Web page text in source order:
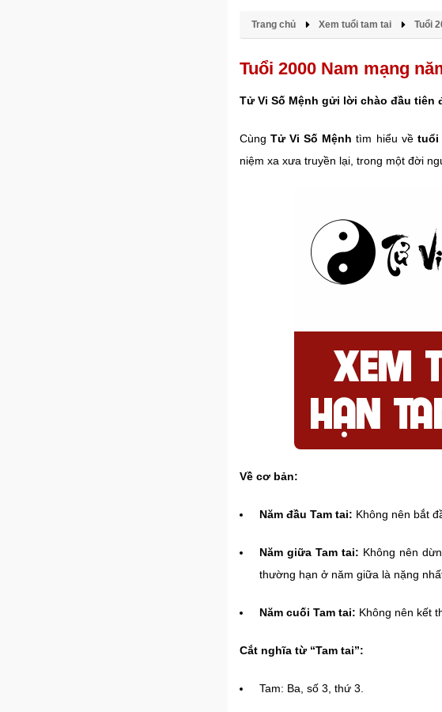
Trang chủ Xem tuổi tam tai Tuổi
Tuổi 2000 Nam mạng
Tử Vi Số Mệnh gửi lời chào đầu tiên
CùngTử Vi Số Mệnh tìm hiểu về tuổi
niệm xa xưa truyền lại, trong một đời
Về cơ bản:
Năm đầu Tam tai: Không nên bắt
Năm giữa Tam tai: Không nên
thường hạn ở năm giữa là nặng
Năm cuối Tam tai: Không nên kết
Cắt nghĩa từ “Tam tai”:
Tam: Ba, số 3, thứ 3.